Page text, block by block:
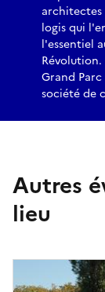
logis qui
l'essentiel
Révolution.
Grand
société de
Autres
lieu